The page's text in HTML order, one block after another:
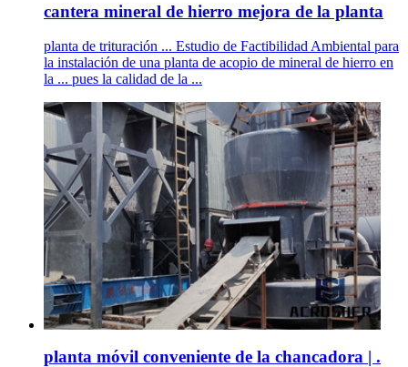
cantera mineral de hierro mejora de la planta
planta de trituración ... Estudio de Factibilidad Ambiental para
la instalación de una planta de acopio de mineral de hierro en
la ... pues la calidad de la ...
planta móvil conveniente de la chancadora | .